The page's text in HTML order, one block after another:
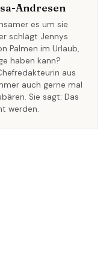
Andresen
es um sie
schlägt Jennys
Palmen im Urlaub,
haben kann?
aus
auch gerne mal
Sie sagt: Das
werden.